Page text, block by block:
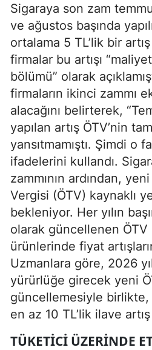
Sigaraya son zam
ve ağustos başında
ortalama 5 TL’lik bir
firmalar bu artışı
bölümü” olarak
firmaların ikinci zammı
alacağını belirterek,
yapılan artış ÖTV’nin
yansıtmamıştı. Şimdi o
ifadelerini kullandı.
zammının ardından,
Vergisi (ÖTV) kaynaklı
bekleniyor. Her yılın
olarak güncellenen ÖTV
ürünlerinde fiyat
Uzmanlara göre, 2026
yürürlüğe girecek yeni
güncellemesiyle birlikte,
en az 10 TL’lik ilave
TÜKETICI ÜZERINDE